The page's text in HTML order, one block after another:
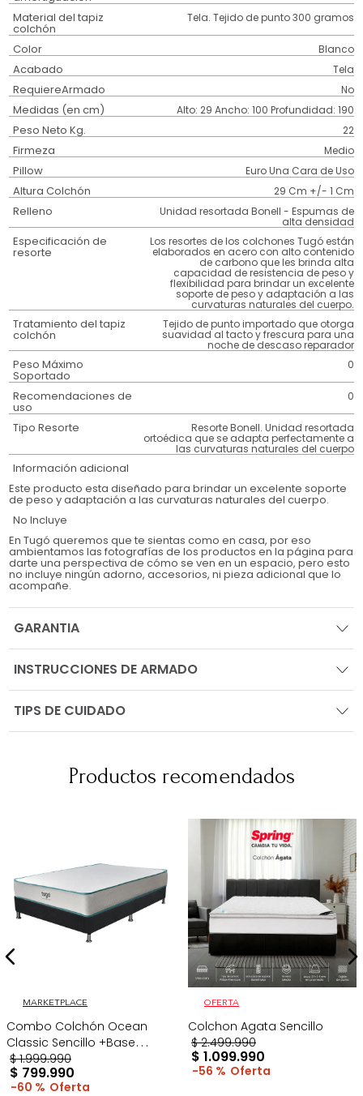
Material del tapiz
colchón
Tela. Tejido de punto 300 gramos
Color Blanco
Acabado Tela
RequiereArmado No
Medidas (en cm) Alto: 29 Ancho: 100 Profundidad: 190
Peso Neto Kg. 22
Firmeza Medio
Pillow Euro Una Cara de Uso
Altura Colchón 29 Cm +/- 1 Cm
Relleno Unidad resortada Bonell - Espumas de
alta densidad
Especificación de
resorte
Los resortes de los colchones Tugó están
elaborados en acero con alto contenido
de carbono que les brinda alta
capacidad de resistencia de peso y
flexibilidad para brindar un excelente
soporte de peso y adaptación a las
curvaturas naturales del cuerpo.
Tratamiento del tapiz
colchón
Tejido de punto importado que otorga
suavidad al tacto y frescura para una
noche de descaso reparador
Peso Máximo
Soportado
0
Recomendaciones de
uso
0
Tipo Resorte Resorte Bonell. Unidad resortada
ortoédica que se adapta perfectamente a
las curvaturas naturales del cuerpo
Información adicional
Este producto esta diseñado para brindar un excelente soporte
de peso y adaptación a las curvaturas naturales del cuerpo.
No Incluye
En Tugó queremos que te sientas como en casa, por eso
ambientamos las fotografías de los productos en la página para
darte una perspectiva de cómo se ven en un espacio, pero esto
no incluye ningún adorno, accesorios, ni pieza adicional que lo
acompañe.
GARANTIA
INSTRUCCIONES DE ARMADO
TIPS DE CUIDADO
Productos recomendados
MARKETPLACE
Combo Colchón Ocean
Classic Sencillo +Base
Cama Gris
$ 1.999.990
$ 799.990
60 %
OFERTA
Colchon Agata Sencillo
$ 2.499.990
$ 1.099.990
56 %